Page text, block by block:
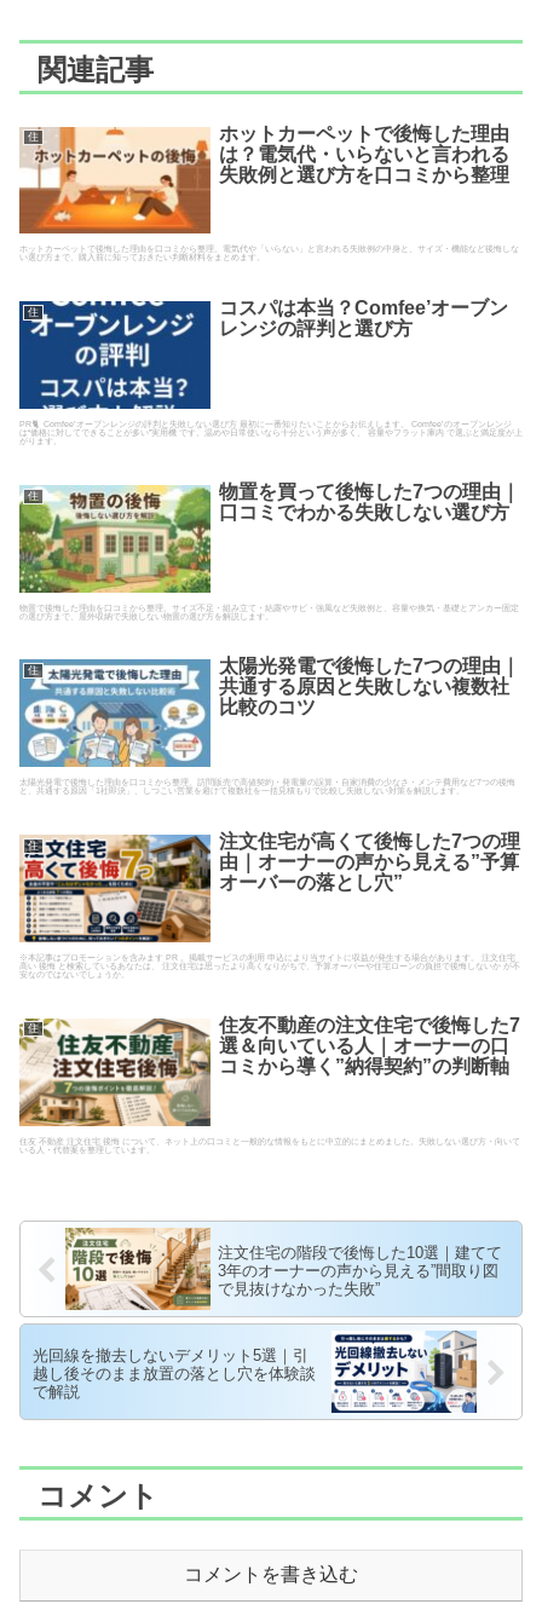
関連記事
住
ホットカーペットで後悔した理由
は？電気代・いらないと言われる
失敗例と選び方を口コミから整理
ホットカーペットで後悔した理由を口コミから整理。電気代や「いらない」と言われる失敗例の中身と、サイズ・機能など後悔しな
い選び方まで、購入前に知っておきたい判断材料をまとめます。
住
コスパは本当？Comfee’オーブン
レンジの評判と選び方
PR🐈 Comfee’オーブンレンジの評判と失敗しない選び方 最初に一番知りたいことからお伝えします。 Comfee’のオーブンレンジ
は“価格に対してできることが多い”実用機 です。温めや日常使いなら十分という声が多く、 容量やフラット庫内 で選ぶと満足度が上
がります。
住
物置を買って後悔した7つの理由｜
口コミでわかる失敗しない選び方
物置で後悔した理由を口コミから整理。サイズ不足・組み立て・結露やサビ・強風など失敗例と、容量や換気・基礎とアンカー固定
の選び方まで、屋外収納で失敗しない物置の選び方を解説します。
住
太陽光発電で後悔した7つの理由｜
共通する原因と失敗しない複数社
比較のコツ
太陽光発電で後悔した理由を口コミから整理。訪問販売で高値契約・発電量の誤算・自家消費の少なさ・メンテ費用など7つの後悔
と、共通する原因「1社即決」、しつこい営業を避けて複数社を一括見積もりで比較し失敗しない対策を解説します。
住
注文住宅が高くて後悔した7つの理
由｜オーナーの声から見える”予算
オーバーの落とし穴”
※本記事はプロモーションを含みます PR 。掲載サービスの利用 申込により当サイトに収益が発生する場合があります。 注文住宅
高い 後悔 と検索しているあなたは、 注文住宅は思ったより高くなりがちで、予算オーバーや住宅ローンの負担で後悔しないか が不
安なのではないでしょうか。
住
住友不動産の注文住宅で後悔した7
選＆向いている人｜オーナーの口
コミから導く”納得契約”の判断軸
住友 不動産 注文住宅 後悔 について、ネット上の口コミと一般的な情報をもとに中立的にまとめました。失敗しない選び方・向いて
いる人・代替案を整理しています。
注文住宅の階段で後悔した10選｜建てて
3年のオーナーの声から見える”間取り図
で見抜けなかった失敗”
光回線を撤去しないデメリット5選｜引
越し後そのまま放置の落とし穴を体験談
で解説
コメント
コメントを書き込む